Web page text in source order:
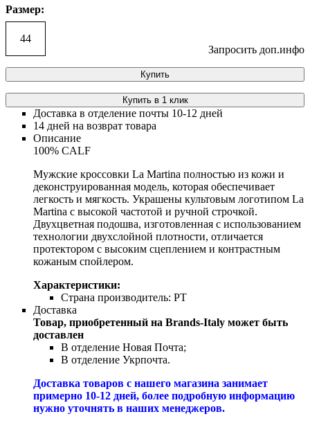
Размер:
44
Запросить доп.инфо
Купить
Купить в 1 клик
Доставка в отделение почты 10-12 дней
14 дней на возврат товара
Описание
100% CALF
Мужские кроссовки La Martina полностью из кожи и
деконструированная модель, которая обеспечивает
легкость и мягкость. Украшены культовым логотипом La
Martina с высокой частотой и ручной строчкой.
Двухцветная подошва, изготовленная с использованием
технологии двухслойной плотности, отличается
протектором с высоким сцеплением и контрастным
кожаным спойлером.
Характеристики:
Страна производитель: PT
Доставка
Товар, приобретенный на Brands-Italy может быть
доставлен
В отделение Новая Почта;
В отделение Укрпочта.
Доставка товаров с нашего магазина занимает
примерно 10-12 дней, более подробную информацию
нужно уточнять в наших менеджеров.